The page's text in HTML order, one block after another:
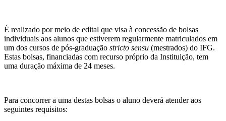
É realizado por meio de edital que visa à concessão de bolsas
individuais aos alunos que estiverem regularmente matriculados em
um dos cursos de pós-graduação stricto sensu (mestrados) do IFG.
Estas bolsas, financiadas com recurso próprio da Instituição, tem
uma duração máxima de 24 meses.
Para concorrer a uma destas bolsas o aluno deverá atender aos
seguintes requisitos: